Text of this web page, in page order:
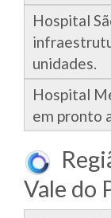
Hospital
unidades.
Hospital
em pronto
Vale do